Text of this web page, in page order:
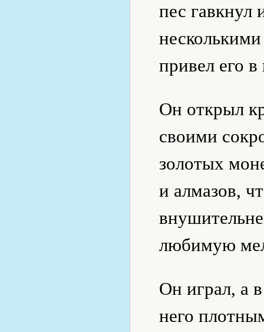
пес гавкнул
привел его
Он открыл
своими
золотых
и алмазов,
любимую
Он играл, а
него